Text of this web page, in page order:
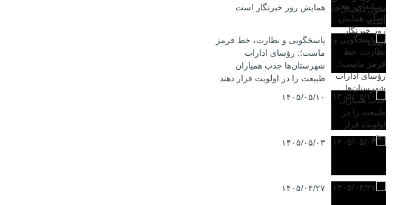
همایش روز خبرنگار است
پاسخگویی و نظارت، خط قرمز
ماست؛: رؤسای ادارات
شهرستان‌ها جذب همیاران
طبیعت را در اولویت قرار دهند
۱۴۰۵/۰۵/۱۰
۱۴۰۵/۰۵/۰۳
۱۴۰۵/۰۴/۲۷